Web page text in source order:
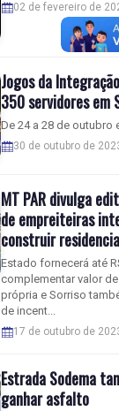
02 de fevereiro de
Jogos da
350 servidores em
De 24 a 28 de outubro
30 de outubro de
MT PAR divulga
de empreiteiras
construir
Estado fornecerá até
complementar valor
própria e Sorriso
de incent...
17 de outubro de
Estrada Sodema
ganhar asfalto